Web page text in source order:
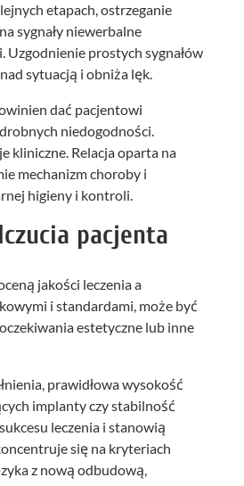
etapach, ostrzeganie
sygnały niewerbalne
Uzgodnienie prostych sygnałów
sytuacją i obniża lęk.
dać pacjentowi
niedogodności.
kliniczne. Relacja oparta na
mechanizm choroby i
higieny i kontroli.
pacjenta
jakości leczenia a
i standardami, może być
estetyczne lub inne
prawidłowa wysokość
implanty czy stabilność
leczenia i stanowią
się na kryteriach
z nową odbudową,